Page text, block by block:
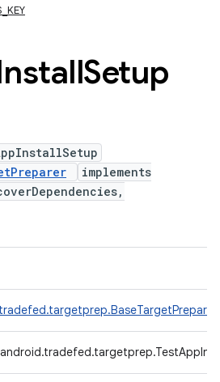
Setup
implements